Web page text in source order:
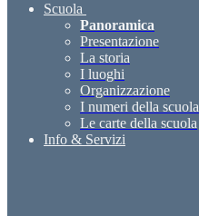
Scuola
Panoramica
Presentazione
La storia
I luoghi
Organizzazione
I numeri della scuola
Le carte della scuola
Info & Servizi